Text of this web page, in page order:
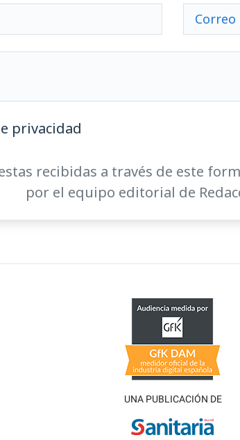
privacidad
recibidas a través de este
por el equipo editorial de
UNA PUBLICACIÓN DE